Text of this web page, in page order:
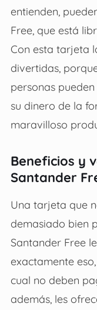
entienden,
Free, que está
Con esta tarjeta
divertidas,
personas
su dinero de la
maravilloso
Beneficios y
Santander
Una tarjeta que
demasiado bien
Santander Free
exactamente
cual no deben
además, les